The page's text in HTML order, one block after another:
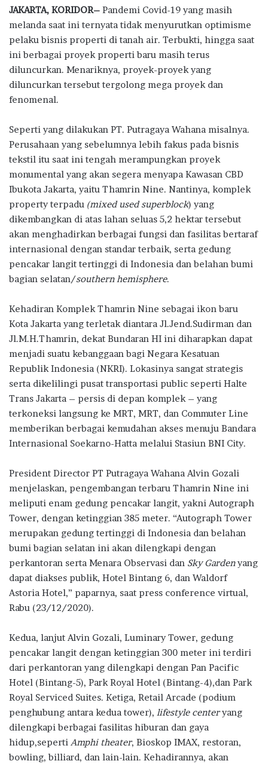
e
b
o
o
k
it
te
r
at
s
A
p
p
e e
g
ra
m
ar
e
JAKARTA, KORIDOR– Pandemi Covid-19 yang masih
melanda saat ini ternyata tidak menyurutkan optimisme
pelaku bisnis properti di tanah air. Terbukti, hingga saat
ini berbagai proyek properti baru masih terus
diluncurkan. Menariknya, proyek-proyek yang
diluncurkan tersebut tergolong mega proyek dan
fenomenal.
Seperti yang dilakukan PT. Putragaya Wahana misalnya.
Perusahaan yang sebelumnya lebih fakus pada bisnis
tekstil itu saat ini tengah merampungkan proyek
monumental yang akan segera menyapa Kawasan CBD
Ibukota Jakarta, yaitu Thamrin Nine. Nantinya, komplek
property terpadu (mixed used superblock) yang
dikembangkan di atas lahan seluas 5,2 hektar tersebut
akan menghadirkan berbagai fungsi dan fasilitas bertaraf
internasional dengan standar terbaik, serta gedung
pencakar langit tertinggi di Indonesia dan belahan bumi
bagian selatan/southern hemisphere.
Kehadiran Komplek Thamrin Nine sebagai ikon baru
Kota Jakarta yang terletak diantara Jl.Jend.Sudirman dan
Jl.M.H.Thamrin, dekat Bundaran HI ini diharapkan dapat
menjadi suatu kebanggaan bagi Negara Kesatuan
Republik Indonesia (NKRI). Lokasinya sangat strategis
serta dikelilingi pusat transportasi public seperti Halte
Trans Jakarta – persis di depan komplek – yang
terkoneksi langsung ke MRT, MRT, dan Commuter Line
memberikan berbagai kemudahan akses menuju Bandara
Internasional Soekarno-Hatta melalui Stasiun BNI City.
President Director PT Putragaya Wahana Alvin Gozali
menjelaskan, pengembangan terbaru Thamrin Nine ini
meliputi enam gedung pencakar langit, yakni Autograph
Tower, dengan ketinggian 385 meter. “Autograph Tower
merupakan gedung tertinggi di Indonesia dan belahan
bumi bagian selatan ini akan dilengkapi dengan
perkantoran serta Menara Observasi dan Sky Gardenyang
dapat diakses publik, Hotel Bintang 6, dan Waldorf
Astoria Hotel,” paparnya, saat press conference virtual,
Rabu (23/12/2020).
Kedua, lanjut Alvin Gozali, Luminary Tower, gedung
pencakar langit dengan ketinggian 300 meter ini terdiri
dari perkantoran yang dilengkapi dengan Pan Pacific
Hotel (Bintang-5), Park Royal Hotel (Bintang-4),dan Park
Royal Serviced Suites. Ketiga, Retail Arcade (podium
penghubung antara kedua tower), lifestyle centeryang
dilengkapi berbagai fasilitas hiburan dan gaya
hidup,seperti Amphitheater, Bioskop IMAX, restoran,
bowling, billiard, dan lain-lain. Kehadirannya, akan